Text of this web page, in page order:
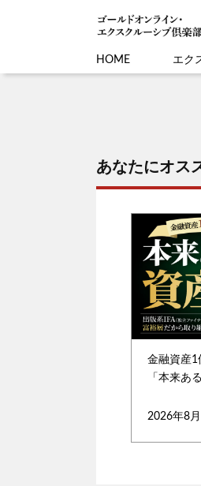
HOME エク
あなたにオス
金融資産1
「本来あ
2026年8